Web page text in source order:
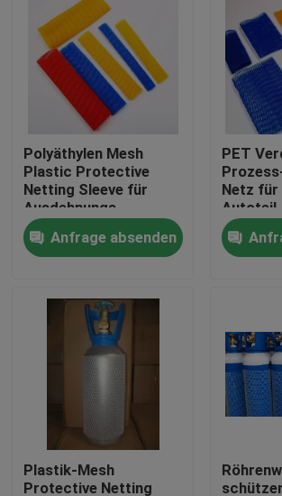
Produkte
Über uns
Fabrik-Ausflug
Qualitätskontrolle
Treten Sie mit uns in Verbindung
Fordern Sie ein Zitat
Flexibler PVC-Schläuche
durch Hitze schrumpfbares Rohr
Gewölbter flexible Schläuche
Polyäthylen Mesh
Plastic Protective
Netting Sleeve für
Ausdehnungs-
Flaschen-Metallteile
Anfrage absenden
PET
Netz für
Plastik-Mesh
Protective Netting